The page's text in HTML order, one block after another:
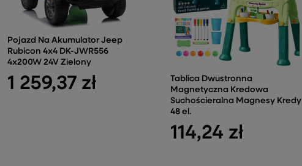
Pojazd Na Akumulator Jeep
Rubicon 4x4 DK-JWR556
4x200W 24V Zielony
1 259,37 zł
Tablica Dwustronna
Magnetyczna Kredowa
Suchościeralna Magnesy Kredy
48 el.
114,24 zł